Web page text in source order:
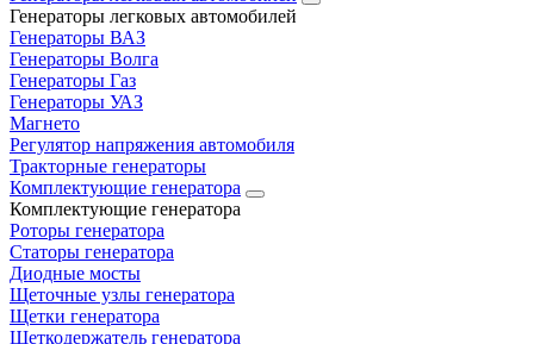
Генераторы легковых автомобилей
Генераторы ВАЗ
Генераторы Волга
Генераторы Газ
Генераторы УАЗ
Магнето
Регулятор напряжения автомобиля
Тракторные генераторы
Комплектующие генератора
Комплектующие генератора
Роторы генератора
Статоры генератора
Диодные мосты
Щеточные узлы генератора
Щетки генератора
Щеткодержатель генератора